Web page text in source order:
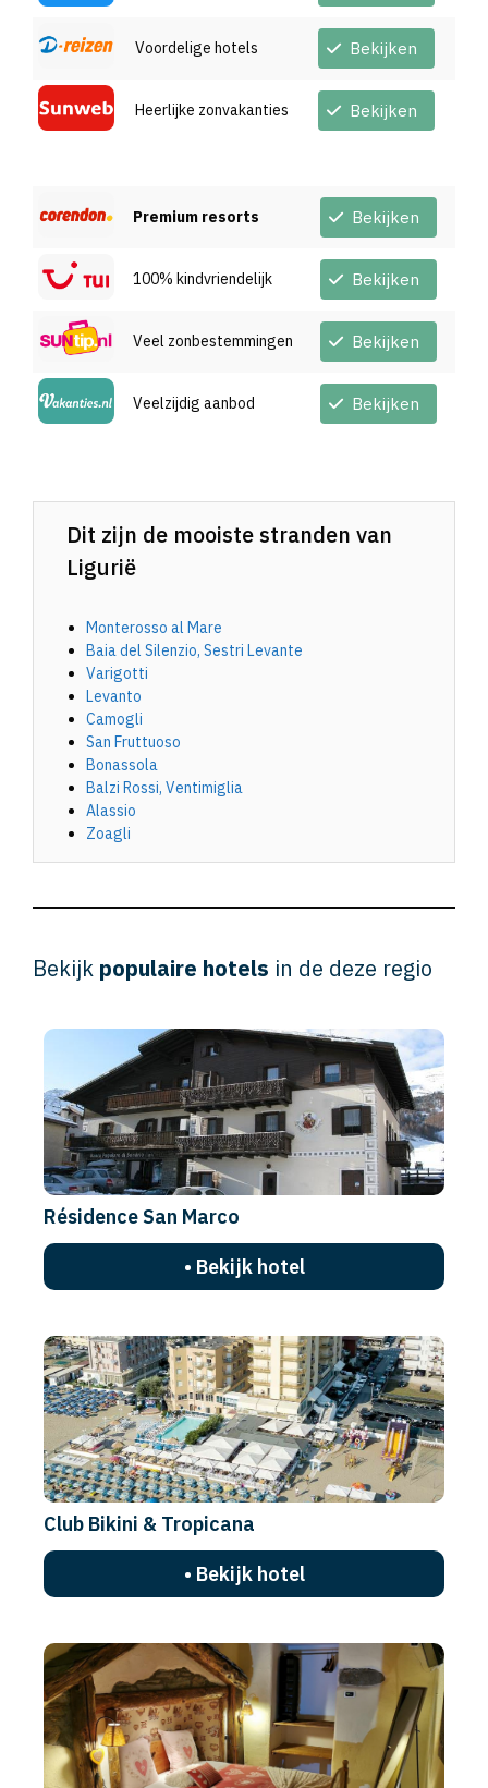
Voordelige hotels Bekijken
Heerlijke zonvakanties Bekijken
Premium resorts Bekijken
100% kindvriendelijk Bekijken
Veel zonbestemmingen Bekijken
Veelzijdig aanbod Bekijken
Dit zijn de mooiste stranden van
Ligurië
Monterosso al Mare
Baia del Silenzio, Sestri Levante
Varigotti
Levanto
Camogli
San Fruttuoso
Bonassola
Balzi Rossi, Ventimiglia
Alassio
Zoagli
Bekijk populaire hotels in de deze regio
Résidence San Marco
• Bekijk hotel
Club Bikini & Tropicana
• Bekijk hotel